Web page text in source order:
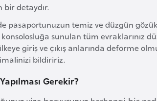
bir detaydır.
pasaportunuzun temiz ve düzgün
sunulan tüm evraklarınız
giriş ve çıkış anlarında deforme
bildiririz.
Gerekir?